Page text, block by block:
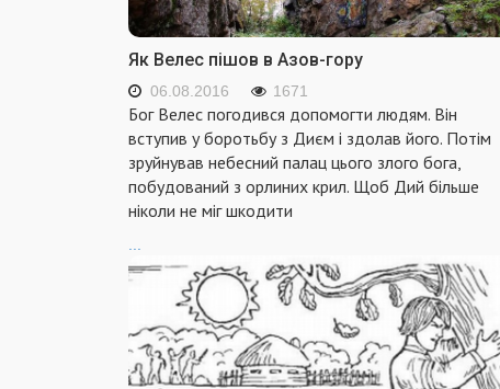
Як Велес пішов в Азов-гору
06.08.2016 1671
Бог Велес погодився допомогти людям. Він
вступив у боротьбу з Диєм і здолав його. Потім
зруйнував небесний палац цього злого бога,
побудований з орлиних крил. Щоб Дий більше
ніколи не міг шкодити